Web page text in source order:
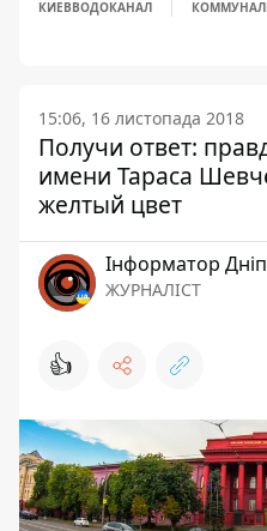
КИЕВВОДОКАНАЛ
15:06, 16 листопада 2018
Получи ответ:
имени Тараса
желтый цвет
Інформатор
ЖУРНАЛІСТ
👍